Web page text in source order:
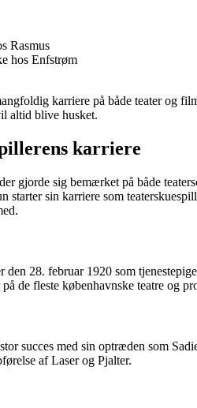
Rasmus
hos Enfstrøm
karriere på både teater og
altid blive husket.
karriere
gjorde sig bemærket på både
sin karriere som
den 28. februar 1920 som
de fleste københavnske teatre og
succes med sin optræden som
af Laser og Pjalter.